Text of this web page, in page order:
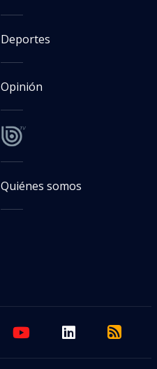
Deportes
Opinión
Quiénes somos